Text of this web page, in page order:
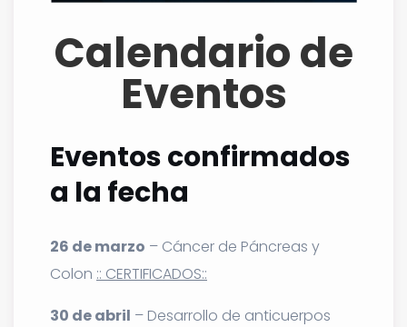
Calendario de
Eventos
Eventos confirmados
a la fecha
26 de marzo – Cáncer de Páncreas y
Colon :: CERTIFICADOS::
30 de abril – Desarrollo de anticuerpos